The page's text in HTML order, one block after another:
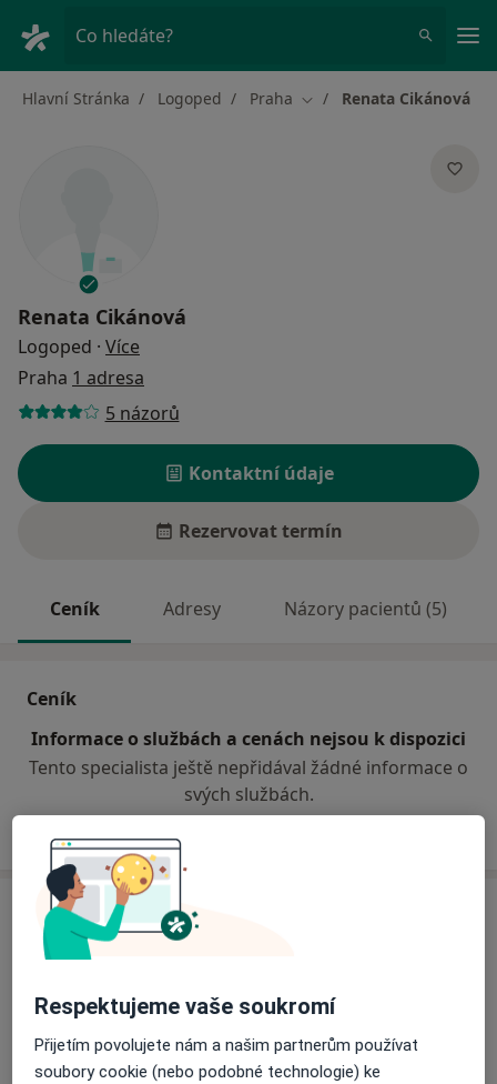
Co hledáte?
Hlavní Stránka Logoped Praha Změna města
Renata Cikánová
Renata Cikánová
Logoped · Více
Praha 1 adresa
5 názorů
Kontaktní údaje
Rezervovat termín
Ceník Adresy Názory pacientů (5)
Ceník
Informace o službách a cenách nejsou k dispozici
Tento specialista ještě nepřidával žádné informace o
svých službách.
Adresa
Klinická logopedie
Přiblížit mapuse otevře v nové záložce
Respektujeme vaše soukromí
Přijetím povolujete nám a našim partnerům používat
soubory cookie (nebo podobné technologie) ke